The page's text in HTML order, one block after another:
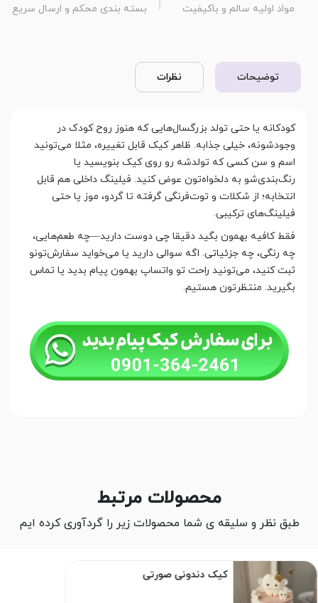
مواد اولیه سالم و باکیفیت بسته بندی محکم و ارسال سریع
توضیحات نظرات
کودکانه یا حتی تولد بزرگسال‌هایی که هنوز روح کودک در
وجودشونه، خیلی جذابه. ظاهر کیک قابل تغییره، مثلا می‌تونید
اسم و سن کسی که تولدشه رو روی کیک بنویسید یا
رنگ‌بندی‌شو به دلخواه‌تون عوض کنید. فیلینگ داخلی هم قابل
انتخابه؛ از شکلات و توت‌فرنگی گرفته تا گردو، موز یا حتی
فیلینگ‌های ترکیبی.
فقط کافیه بهمون بگید دقیقا چی دوست دارید—چه طعم‌هایی،
چه رنگی، چه جزئیاتی. اگه سوالی دارید یا می‌خواید سفارش‌تونو
ثبت کنید، می‌تونید راحت تو واتساپ بهمون پیام بدید یا تماس
بگیرید. منتظرتون هستیم.
محصولات مرتبط
طبق نظر و سلیقه ی شما محصولات زیر را گردآوری کرده ایم
کیک دندونی صورتی